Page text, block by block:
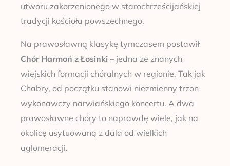
utworu zakorzenionego w starochrześcijańskiej
tradycji kościoła powszechnego.
Na prawosławną klasykę tymczasem postawił
Chór Harmoń z Łosinki – jedna ze znanych
wiejskich formacji chóralnych w regionie. Tak jak
Chabry, od początku stanowi niezmienny trzon
wykonawczy narwiańskiego koncertu. A dwa
prawosławne chóry to naprawdę wiele, jak na
okolicę usytuowaną z dala od wielkich
aglomeracji.